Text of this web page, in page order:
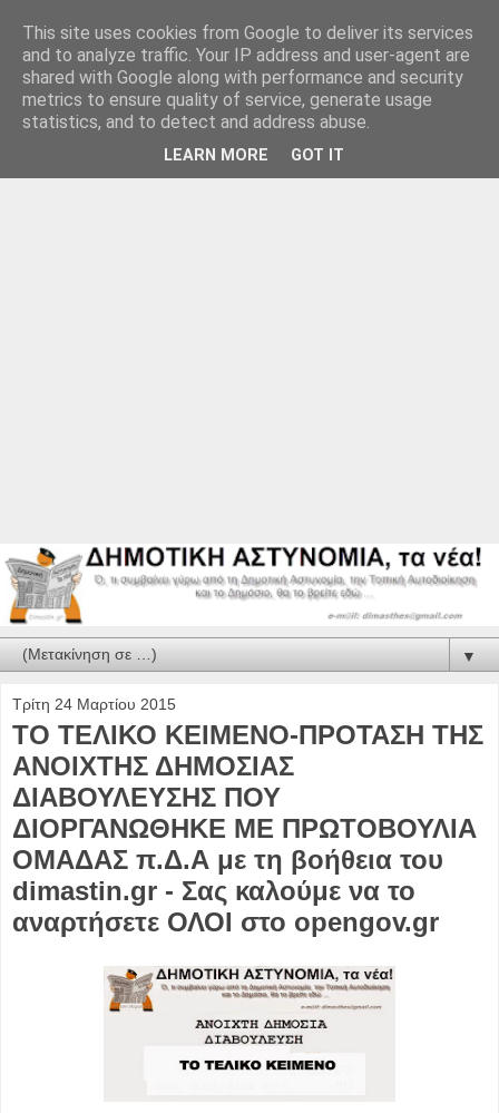
▼
Τρίτη 24 Μαρτίου 2015
ΤΟ ΤΕΛΙΚΟ ΚΕΙΜΕΝΟ-ΠΡΟΤΑΣΗ ΤΗΣ
ΑΝΟΙΧΤΗΣ ΔΗΜΟΣΙΑΣ
ΔΙΑΒΟΥΛΕΥΣΗΣ ΠΟΥ
ΔΙΟΡΓΑΝΩΘΗΚΕ ΜΕ ΠΡΩΤΟΒΟΥΛΙΑ
ΟΜΑΔΑΣ π.Δ.Α με τη βοήθεια του
dimastin.gr - Σας καλούμε να το
αναρτήσετε ΟΛΟΙ στο opengov.gr
This site uses cookies from Google to deliver its services
and to analyze traffic. Your IP address and user-agent are
shared with Google along with performance and security
metrics to ensure quality of service, generate usage
statistics, and to detect and address abuse.
LEARN MORE GOT IT